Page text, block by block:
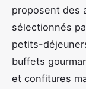
proposent des
sélectionnés
petits-
buffets
et confitures